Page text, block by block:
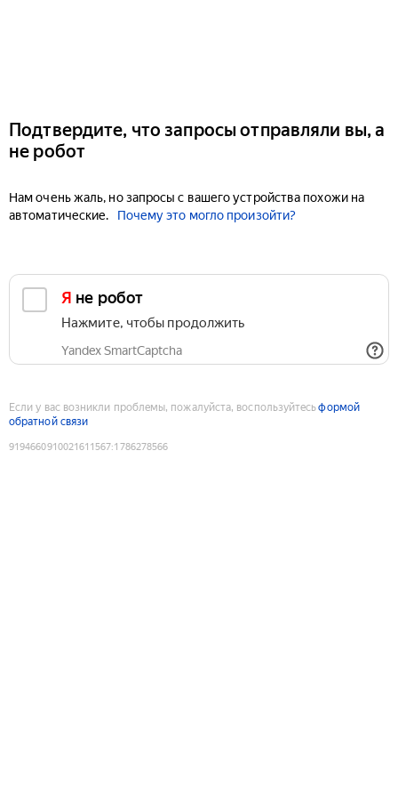
Подтвердите, что запросы отправляли вы, а
не робот
Нам очень жаль, но запросы с вашего устройства похожи на
автоматические.
Почему это могло произойти?
Я не робот
Нажмите, чтобы продолжить
Yandex SmartCaptcha
Если у вас возникли проблемы, пожалуйста, воспользуйтесьформой
обратной связи
9194660910021611567:1786278566